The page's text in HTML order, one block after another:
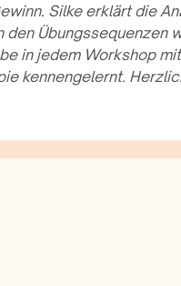
Silke erklärt die
den Übungssequenzen
in jedem Workshop
kennengelernt.